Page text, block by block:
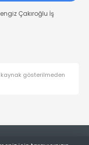
Çakıroğlu İş
gösterilmeden